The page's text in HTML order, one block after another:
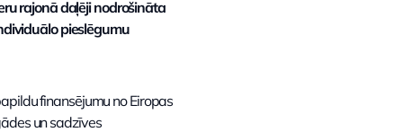
rajonā daļēji nodrošināta
pieslēgumu
finansējumu no Eiropas
un sadzīves